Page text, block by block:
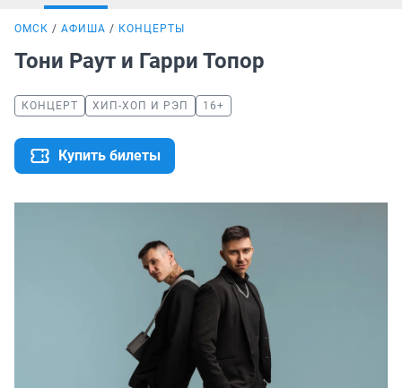
ОМСК АФИША КОНЦЕРТЫ
Тони Раут и Гарри Топор
КОНЦЕРТ ХИП-ХОП И РЭП 16+
Купить билеты